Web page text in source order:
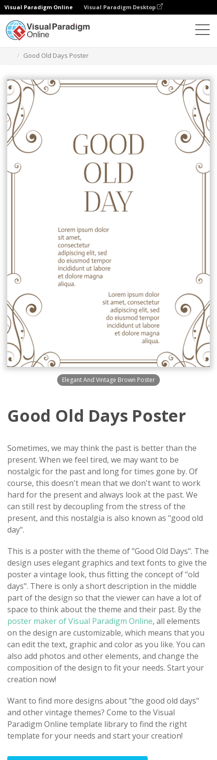
Visual Paradigm Online Visual Paradigm Desktop
Good Old Days Poster
Elegant And Vintage Brown Poster
Good Old Days Poster
Sometimes, we may think the past is better than the
present. When we feel tired, we may want to be
nostalgic for the past and long for times gone by. Of
course, this doesn't mean that we don't want to work
hard for the present and always look at the past. We
can still rest by decoupling from the stress of the
present, and this nostalgia is also known as "good old
day".
This is a poster with the theme of "Good Old Days". The
design uses elegant graphics and text fonts to give the
poster a vintage look, thus fitting the concept of "old
days". There is only a short description in the middle
part of the design so that the viewer can have a lot of
space to think about the theme and their past. By the
poster maker of Visual Paradigm Online, all elements
on the design are customizable, which means that you
can edit the text, graphic and color as you like. You can
also add photos and other elements, and change the
composition of the design to fit your needs. Start your
creation now!
Want to find more designs about "the good old days"
and other vintage themes? Come to the Visual
Paradigm Online template library to find the right
template for your needs and start your creation!